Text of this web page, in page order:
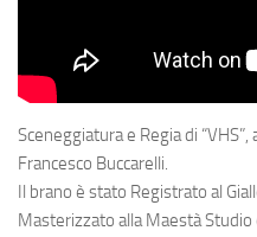
Sceneggiatura e Regia di
Francesco Buccarelli.
Il brano è stato Registrato al
Masterizzato alla Maestà